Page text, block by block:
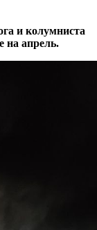
и колумниста
на апрель.